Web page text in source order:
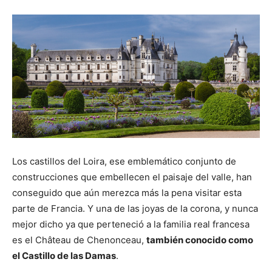
Los castillos del Loira, ese emblemático conjunto de
construcciones que embellecen el paisaje del valle, han
conseguido que aún merezca más la pena visitar esta
parte de Francia. Y una de las joyas de la corona, y nunca
mejor dicho ya que perteneció a la familia real francesa
es el Château de Chenonceau, también conocido como
el Castillo de las Damas.